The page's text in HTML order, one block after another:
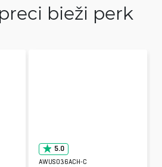
bieži perk
5.0
AWUS036ACH-C